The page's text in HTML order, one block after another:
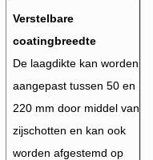
Verstelbare
coatingbreedte
De laagdikte kan worden
aangepast tussen 50 en
220 mm door middel van
zijschotten en kan ook
worden afgestemd op